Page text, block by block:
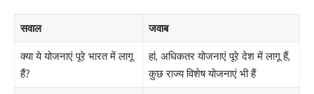
सवाल जवाब
क्या ये योजनाएं पूरे भारत में लागू
हैं?
हां, अधिकतर योजनाएं पूरे देश में लागू हैं,
कुछ राज्य विशेष योजनाएं भी हैं